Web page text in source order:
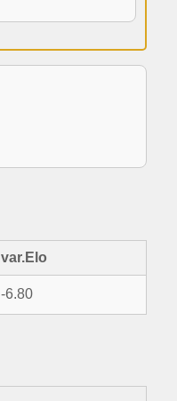
var.Elo
-6.80